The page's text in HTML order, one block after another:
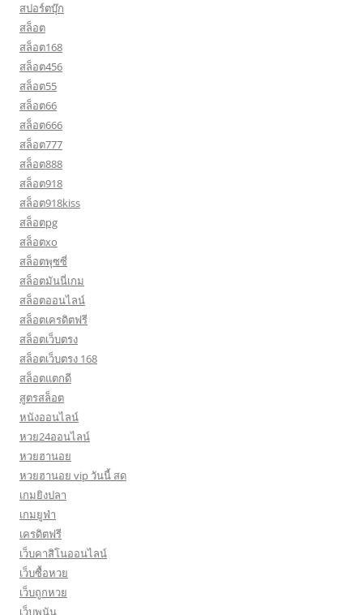
สปอร์ตบุ๊ก
สล็อต
สล็อต168
สล็อต456
สล็อต55
สล็อต66
สล็อต666
สล็อต777
สล็อต888
สล็อต918
สล็อต918kiss
สล็อตpg
สล็อตxo
สล็อตพุซซี่
สล็อตมันนี่เกม
สล็อตออนไลน์
สล็อตเครดิตฟรี
สล็อตเว็บตรง
สล็อตเว็บตรง 168
สล็อตแตกดี
สูตรสล็อต
หนังออนไลน์
หวย24ออนไลน์
หวยฮานอย
หวยฮานอย vip วันนี้ สด
เกมยิงปลา
เกมยูฟ่า
เครดิตฟรี
เว็บคาสิโนออนไลน์
เว็บซื้อหวย
เว็บถูกหวย
เว็บพนัน